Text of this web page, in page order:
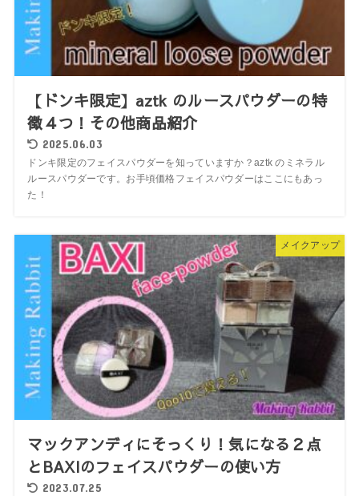
【ドンキ限定】aztk のルースパウダーの特
徴４つ！その他商品紹介
2025.06.03
ドンキ限定のフェイスパウダーを知っていますか？aztk のミネラル
ルースパウダーです。お手頃価格フェイスパウダーはここにもあっ
た！
メイクアップ
マックアンディにそっくり！気になる２点
とBAXIのフェイスパウダーの使い方
2023.07.25